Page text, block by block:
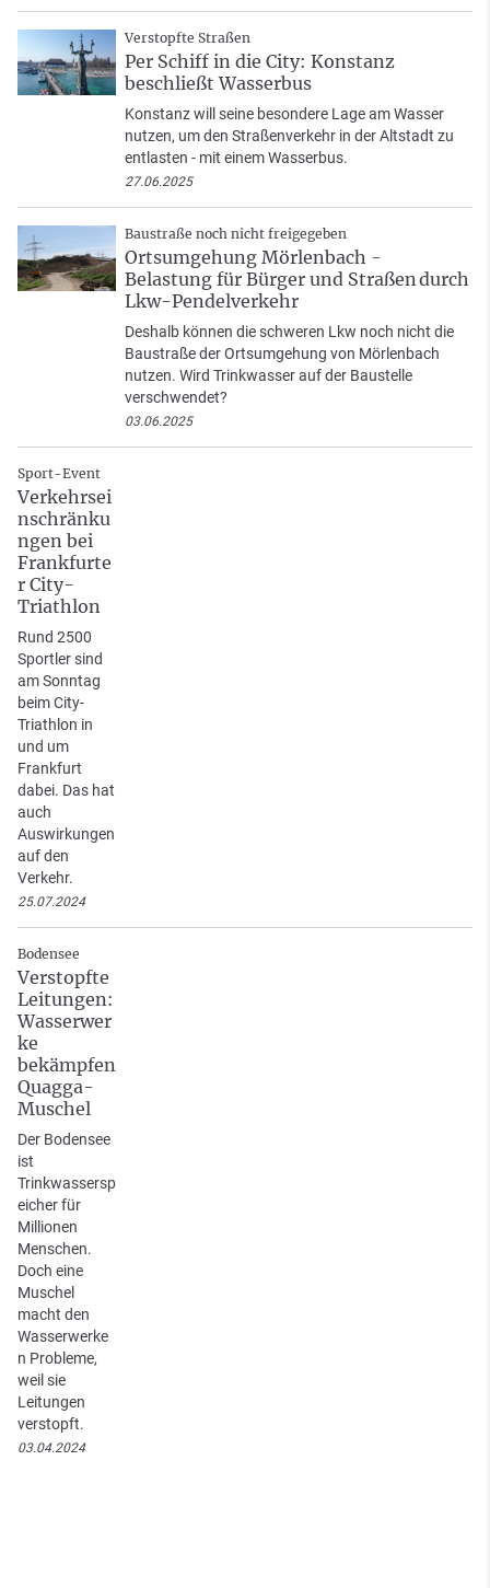
Verstopfte Straßen
Per Schiff in die City: Konstanz
beschließt Wasserbus
Konstanz will seine besondere Lage am Wasser
nutzen, um den Straßenverkehr in der Altstadt zu
entlasten - mit einem Wasserbus.
27.06.2025
Baustraße noch nicht freigegeben
Ortsumgehung Mörlenbach -
Belastung für Bürger und Straßen durch
Lkw-Pendelverkehr
Deshalb können die schweren Lkw noch nicht die
Baustraße der Ortsumgehung von Mörlenbach
nutzen. Wird Trinkwasser auf der Baustelle
verschwendet?
03.06.2025
Sport-Event
Verkehrsei
nschränku
ngen bei
Frankfurte
r City-
Triathlon
Rund 2500
Sportler sind
am Sonntag
beim City-
Triathlon in
und um
Frankfurt
dabei. Das hat
auch
Auswirkungen
auf den
Verkehr.
25.07.2024
Bodensee
Verstopfte
Leitungen:
Wasserwer
ke
bekämpfen
Quagga-
Muschel
Der Bodensee
ist
Trinkwassersp
eicher für
Millionen
Menschen.
Doch eine
Muschel
macht den
Wasserwerke
n Probleme,
weil sie
Leitungen
verstopft.
03.04.2024